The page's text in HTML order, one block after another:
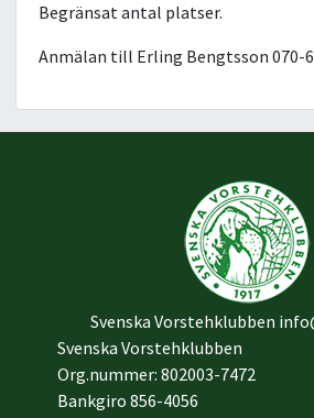
Begränsat antal platser.
Anmälan till Erling Bengtsson 070-
Svenska Vorstehklubben
Svenska Vorstehklubben
Org.nummer: 802003-7472
Bankgiro 856-4056